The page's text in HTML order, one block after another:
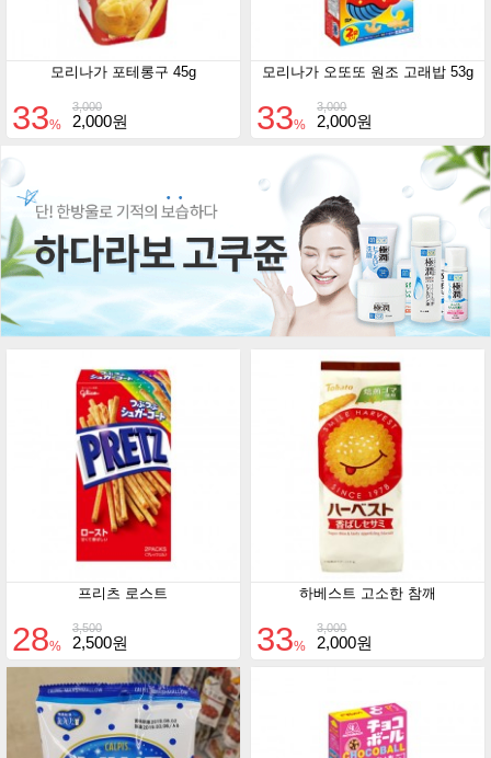
모리나가 포테롱구 45g
3,000
33% 2,000원
모리나가 오또또 원조 고래밥 53g
3,000
33% 2,000원
프리츠 로스트
3,500
28% 2,500원
하베스트 고소한 참깨
3,000
33% 2,000원